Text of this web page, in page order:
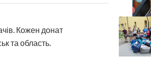
Кожен донат
та область.